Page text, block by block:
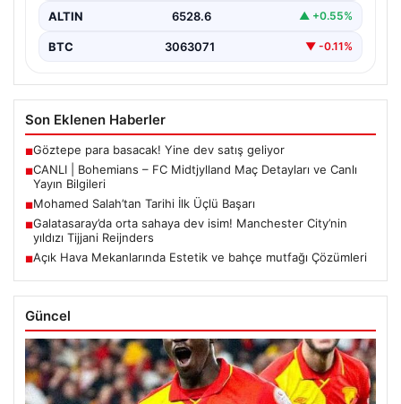
ALTIN 6528.6 ▲ +0.55%
BTC 3063071 ▼ -0.11%
Son Eklenen Haberler
■Göztepe para basacak! Yine dev satış geliyor
■CANLI | Bohemians – FC Midtjylland Maç Detayları ve Canlı
Yayın Bilgileri
■Mohamed Salah’tan Tarihi İlk Üçlü Başarı
■Galatasaray’da orta sahaya dev isim! Manchester City’nin
yıldızı Tijjani Reijnders
■Açık Hava Mekanlarında Estetik ve bahçe mutfağı Çözümleri
Güncel